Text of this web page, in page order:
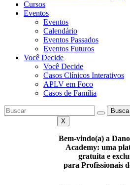
Cursos
Eventos
Eventos
Calendário
Eventos Passados
Eventos Futuros
Você Decide
Você Decide
Casos Clínicos Interativos
APLV em Foco
Casos de Família
Busca
X
Bem-vindo(a) a
Academy: uma
gratuita e
para Profissionais